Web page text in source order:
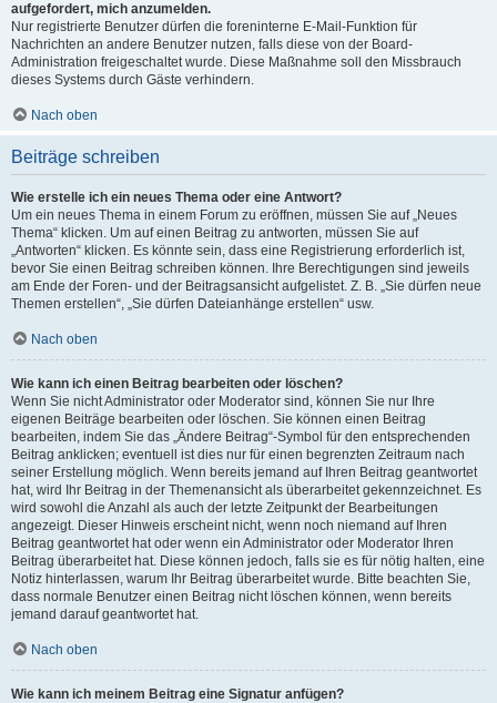
aufgefordert, mich anzumelden.
Nur registrierte Benutzer dürfen die foreninterne E-Mail-Funktion für
Nachrichten an andere Benutzer nutzen, falls diese von der Board-
Administration freigeschaltet wurde. Diese Maßnahme soll den Missbrauch
dieses Systems durch Gäste verhindern.
Nach oben
Beiträge schreiben
Wie erstelle ich ein neues Thema oder eine Antwort?
Um ein neues Thema in einem Forum zu eröffnen, müssen Sie auf „Neues
Thema“ klicken. Um auf einen Beitrag zu antworten, müssen Sie auf
„Antworten“ klicken. Es könnte sein, dass eine Registrierung erforderlich ist,
bevor Sie einen Beitrag schreiben können. Ihre Berechtigungen sind jeweils
am Ende der Foren- und der Beitragsansicht aufgelistet. Z. B. „Sie dürfen neue
Themen erstellen“, „Sie dürfen Dateianhänge erstellen“ usw.
Nach oben
Wie kann ich einen Beitrag bearbeiten oder löschen?
Wenn Sie nicht Administrator oder Moderator sind, können Sie nur Ihre
eigenen Beiträge bearbeiten oder löschen. Sie können einen Beitrag
bearbeiten, indem Sie das „Ändere Beitrag“-Symbol für den entsprechenden
Beitrag anklicken; eventuell ist dies nur für einen begrenzten Zeitraum nach
seiner Erstellung möglich. Wenn bereits jemand auf Ihren Beitrag geantwortet
hat, wird Ihr Beitrag in der Themenansicht als überarbeitet gekennzeichnet. Es
wird sowohl die Anzahl als auch der letzte Zeitpunkt der Bearbeitungen
angezeigt. Dieser Hinweis erscheint nicht, wenn noch niemand auf Ihren
Beitrag geantwortet hat oder wenn ein Administrator oder Moderator Ihren
Beitrag überarbeitet hat. Diese können jedoch, falls sie es für nötig halten, eine
Notiz hinterlassen, warum Ihr Beitrag überarbeitet wurde. Bitte beachten Sie,
dass normale Benutzer einen Beitrag nicht löschen können, wenn bereits
jemand darauf geantwortet hat.
Nach oben
Wie kann ich meinem Beitrag eine Signatur anfügen?